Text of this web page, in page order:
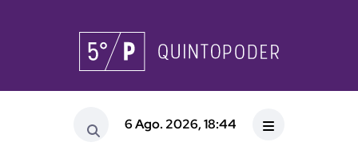
6 Ago. 2026, 18:44